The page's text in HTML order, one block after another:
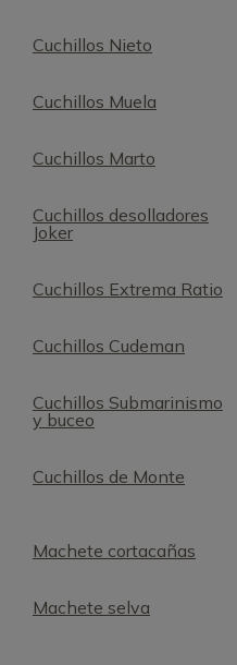
Cuchillos Nieto
Cuchillos Muela
Cuchillos Marto
Cuchillos desolladores
Joker
Cuchillos Extrema Ratio
Cuchillos Cudeman
Cuchillos Submarinismo
y buceo
Cuchillos de Monte
Machete cortacañas
Machete selva